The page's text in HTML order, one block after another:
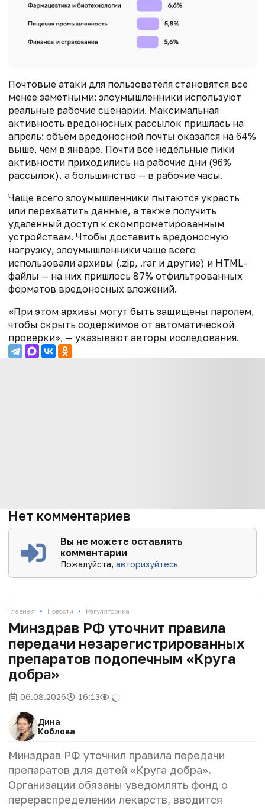
Почтовые атаки для пользователя становятся все
менее заметными: злоумышленники используют
реальные рабочие сценарии. Максимальная
активность вредоносных рассылок пришлась на
апрель: объем вредоносной почты оказался на 64%
выше, чем в январе. Почти все недельные пики
активности приходились на рабочие дни (96%
рассылок), а большинство — в рабочие часы.
Чаще всего злоумышленники пытаются украсть
или перехватить данные, а также получить
удаленный доступ к скомпрометированным
устройствам. Чтобы доставить вредоносную
нагрузку, злоумышленники чаще всего
использовали архивы (.zip, .rar и другие) и HTML-
файлы — на них пришлось 87% отфильтрованных
форматов вредоносных вложений.
«При этом архивы могут быть защищены паролем,
чтобы скрыть содержимое от автоматической
проверки», — указывают авторы исследования.
Нет комментариев
Вы не можете оставлять
комментарии
Пожалуйста,авторизуйтесь
Главная • Новости • Регуляторика
Минздрав РФ уточнит правила
передачи незарегистрированных
препаратов подопечным «Круга
добра»
06.08.2026 16:13
Дина
Коблова
Минздрав РФ уточнил правила передачи
препаратов для детей «Круга добра».
Организации обязаны уведомлять фонд о
перераспределении лекарств, вводится